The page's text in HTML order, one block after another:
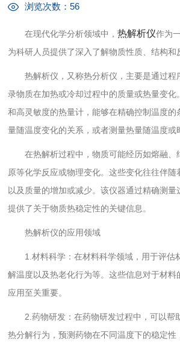
浏览次数：56
在现代化学分析领域中，热解析仪作为
为科研人员提供了深入了解物质性质、结构和
热解析仪，又称热分析仪，主要是通过程
录物质在加热或冷却过程中的质量或热量变化
和高灵敏度的热量计，能够在精确控制温度的
量随温度变化的关系，或者测量热量随温度或
在热解析过程中，物质可能经历如熔融、
原等化学反应或物理变化。这些变化往往伴随
以及质量的增加或减少。该仪器通过精确测量
提供了关于物质热稳定性的关键信息。
热解析仪的应用领域
1.材料科学：在材料科学领域，用于评估
解温度以及热老化行为等。这些信息对于材料
应用至关重要。
2.药物研发：在药物研发过程中，可以帮
热分解行为，预测药物在不同温度下的稳定性